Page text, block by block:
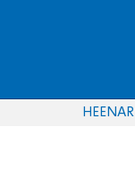
HEENAR